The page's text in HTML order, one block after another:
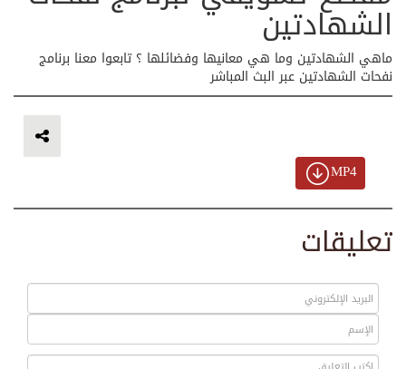
الشهادتين
ماهي الشهادتين وما هي معانيها وفضائلها ؟ تابعوا معنا برنامج
نفحات الشهادتين عبر البث المباشر
MP4
تعليقات